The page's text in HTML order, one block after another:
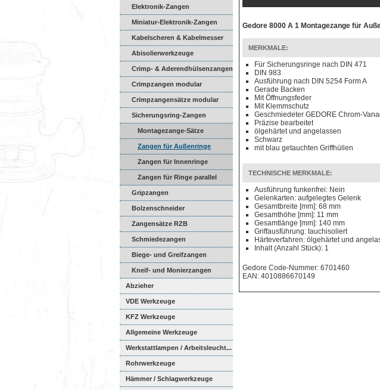
Elektronik-Zangen
Miniatur-Elektronik-Zangen
Kabelscheren & Kabelmesser
Abisolierwerkzeuge
Crimp- & Aderendhülsenzangen
Crimpzangen modular
Crimpzangensätze modular
Sicherungsring-Zangen
Montagezange-Sätze
Zangen für Außenringe
Zangen für Innenringe
Zangen für Ringe parallel
Gripzangen
Bolzenschneider
Zangensätze RZB
Schmiedezangen
Biege- und Greifzangen
Kneif- und Monierzangen
Abzieher
VDE Werkzeuge
KFZ Werkzeuge
Allgemeine Werkzeuge
Werkstattlampen / Arbeitsleucht...
Rohrwerkzeuge
Hämmer / Schlagwerkzeuge
Gedore 8000 A 1 Montagezange für
MERKMALE:
Für Sicherungsringe nach DIN 471
DIN 983
Ausführung nach DIN 5254 Form A
Gerade Backen
Mit Öffnungsfeder
Mit Klemmschutz
Geschmiedeter GEDORE Chrom-
Präzise bearbeitet
ölgehärtet und angelassen
Schwarz
mit blau getauchten Griffhüllen
TECHNISCHE MERKMALE:
Ausführung funkenfrei: Nein
Gelenkarten: aufgelegtes Gelenk
Gesamtbreite [mm]: 68 mm
Gesamthöhe [mm]: 11 mm
Gesamtlänge [mm]: 140 mm
Griffausführung: tauchisoliert
Härteverfahren: ölgehärtet und
Inhalt (Anzahl Stück): 1
Gedore Code-Nummer: 6701460
EAN: 4010886670149